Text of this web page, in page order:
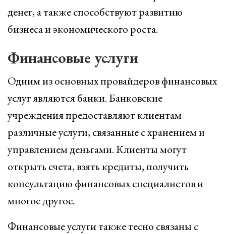
денег, а также способствуют развитию
бизнеса и экономического роста.
Финансовые услуги
Одним из основных провайдеров финансовых
услуг являются банки. Банковские
учреждения предоставляют клиентам
различные услуги, связанные с хранением и
управлением деньгами. Клиенты могут
открыть счета, взять кредиты, получить
консультацию финансовых специалистов и
многое другое.
Финансовые услуги также тесно связаны с